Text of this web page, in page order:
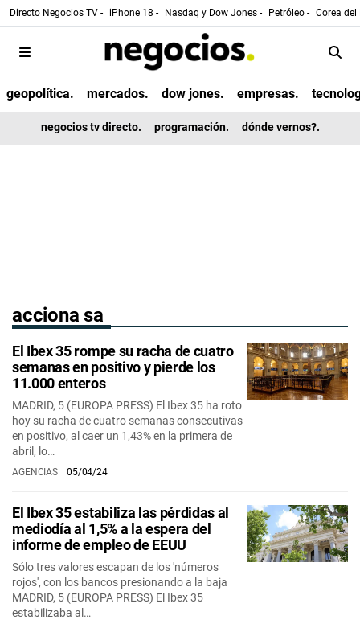
Directo Negocios TV - iPhone 18 - Nasdaq y Dow Jones - Petróleo - Corea
geopolítica. mercados. dow jones. empresas.
negocios tv directo. programación. dónde vernos?.
acciona sa
El Ibex 35 rompe su racha de cuatro
semanas en positivo y pierde los
11.000 enteros
MADRID, 5 (EUROPA PRESS) El Ibex 35 ha roto
hoy su racha de cuatro semanas consecutivas
en positivo, al caer un 1,43% en la primera de
abril, lo…
AGENCIAS 05/04/24
El Ibex 35 estabiliza las pérdidas al
mediodía al 1,5% a la espera del
informe de empleo de EEUU
Sólo tres valores escapan de los 'números
rojos', con los bancos presionando a la baja
MADRID, 5 (EUROPA PRESS) El Ibex 35
estabilizaba al…